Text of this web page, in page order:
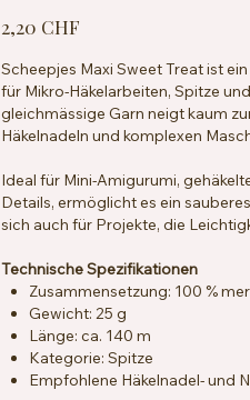
2,20 CHF
Scheepjes Maxi Sweet Treat ist
für Mikro-Häkelarbeiten, Spitze
gleichmässige Garn neigt kaum
Häkelnadeln und komplexen
Ideal für Mini-Amigurumi,
Details, ermöglicht es ein
sich auch für Projekte, die
Technische Spezifikationen
Zusammensetzung: 100 %
Gewicht: 25 g
Länge: ca. 140 m
Kategorie: Spitze
Empfohlene Häkelnadel- und